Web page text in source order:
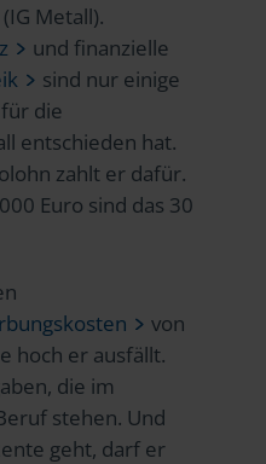
Metall).
und finanzielle
sind nur einige
die
entschieden hat.
zahlt er dafür.
Euro sind das 30
von
hoch er ausfällt.
die im
stehen. Und
geht, darf er